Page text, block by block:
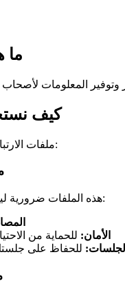
1.
2. كيف
تستخدم eWasl ملفات الارتباط للأغراض التالية:
هذه الملفات ضرورية ليقوم الموقع بوظائفه بشكل صحيح:
الأمان: للحماية من
للحفاظ على